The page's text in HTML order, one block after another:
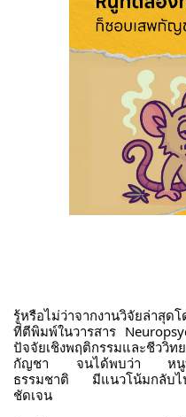
รู้หรือไม่ว่าจากงานวิจัยล่าสุด
ที่ตีพิมพ์ในวารสาร
ปัจจัยเชิงพฤติกรรมและชีววิท
กัญชา จนได้พบว่า หนูที่มี
ธรรมชาติ มีแนวโน้มกลับไ
ชัดเจน